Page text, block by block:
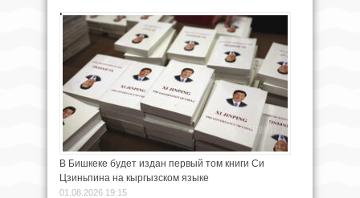
В Бишкеке будет издан первый том книги Си
Цзиньпина на кыргызском языке
01.08.2026 19:15